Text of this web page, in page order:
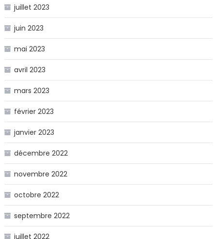
juillet 2023
juin 2023
mai 2023
avril 2023
mars 2023
février 2023
janvier 2023
décembre 2022
novembre 2022
octobre 2022
septembre 2022
juillet 2022